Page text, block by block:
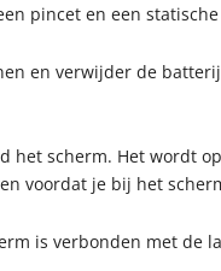
pincet en een
en verwijder de
het scherm. Het wordt
voordat je bij het
is verbonden met de